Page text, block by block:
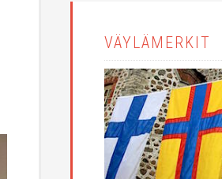
VÄYLÄMERKIT